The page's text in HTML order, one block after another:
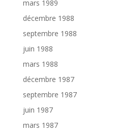
mars 1989
décembre 1988
septembre 1988
juin 1988
mars 1988
décembre 1987
septembre 1987
juin 1987
mars 1987